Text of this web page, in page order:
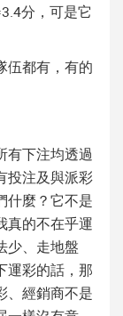
分，可是它
伍都有，有的
有下注均透過
投注及與派彩
什麼？它不是
真的不在乎運
少、走地盤
運彩的話，那
、經銷商不是